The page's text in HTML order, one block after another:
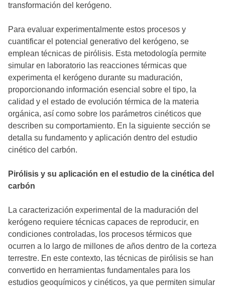
transformación del kerógeno.
Para evaluar experimentalmente estos procesos y
cuantificar el potencial generativo del kerógeno, se
emplean técnicas de pirólisis. Esta metodología permite
simular en laboratorio las reacciones térmicas que
experimenta el kerógeno durante su maduración,
proporcionando información esencial sobre el tipo, la
calidad y el estado de evolución térmica de la materia
orgánica, así como sobre los parámetros cinéticos que
describen su comportamiento. En la siguiente sección se
detalla su fundamento y aplicación dentro del estudio
cinético del carbón.
Pirólisis y su aplicación en el estudio de la cinética del
carbón
La caracterización experimental de la maduración del
kerógeno requiere técnicas capaces de reproducir, en
condiciones controladas, los procesos térmicos que
ocurren a lo largo de millones de años dentro de la corteza
terrestre. En este contexto, las técnicas de pirólisis se han
convertido en herramientas fundamentales para los
estudios geoquímicos y cinéticos, ya que permiten simular